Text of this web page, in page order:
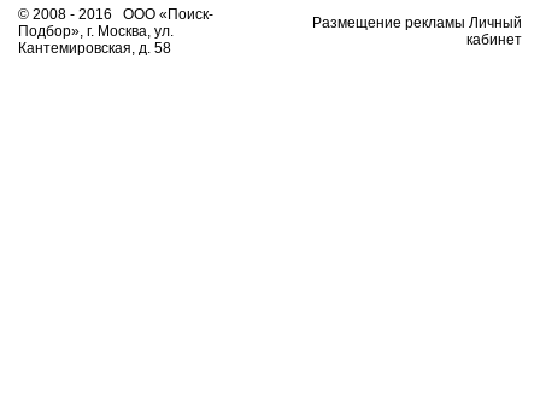
© 2008 - 2016 ООО «Поиск-
Подбор», г. Москва, ул.
Кантемировская, д. 58
Размещение рекламы Личный
кабинет